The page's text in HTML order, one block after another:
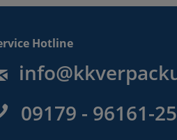
Hotline
09179 - 96161-25